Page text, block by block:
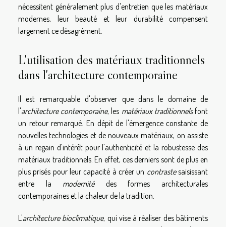
nécessitent généralement plus d'entretien que les matériaux
modernes, leur beauté et leur durabilité compensent
largement ce désagrément.
L'utilisation des matériaux traditionnels
dans l'architecture contemporaine
Il est remarquable d'observer que dans le domaine de
l'architecture contemporaine, les matériaux traditionnelsfont
un retour remarqué. En dépit de l'émergence constante de
nouvelles technologies et de nouveaux matériaux, on assiste
à un regain d'intérêt pour l'authenticité et la robustesse des
matériaux traditionnels. En effet, ces derniers sont de plus en
plus prisés pour leur capacité à créer un contrastesaisissant
entre la modernitédes formes architecturales
contemporaines et la chaleur de la tradition.
L'architecture bioclimatique, qui vise à réaliser des bâtiments